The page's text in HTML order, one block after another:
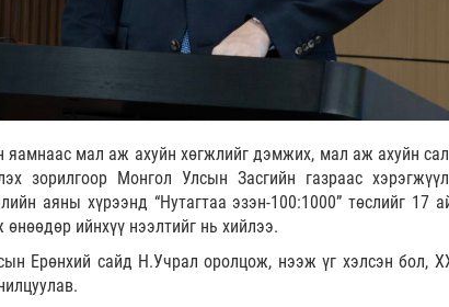
яамнаас мал аж ахуйн хөгжлийг дэмжих, мал аж ахуйн
зорилгоор Монгол Улсын Засгийн газраас
аяны хүрээнд “Нутагтаа эзэн-100:1000” төслийг 17
ийнхүү нээлтийг нь хийлээ.
Ерөнхий сайд Н.Учрал оролцож, нээж үг хэлсэн бол,